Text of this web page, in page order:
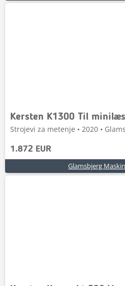
Kersten K1300 Til
Strojevi za metenje • 2020 •
1.872 EUR
Glamsbjerg